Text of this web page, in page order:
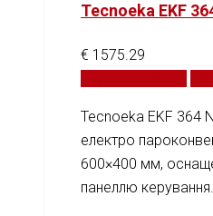
Tecnoeka EKF
€ 1575.29
Tecnoeka EKF 364
електро
600×400 мм,
панеллю керування.